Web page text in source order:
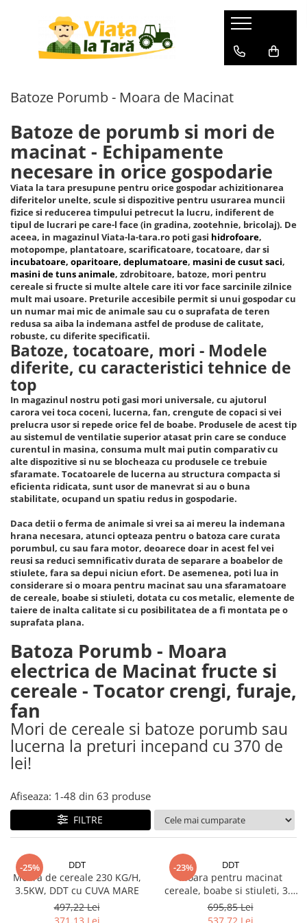
GRADINA
Burghiu (FREZA) pentru pamant
Cauciucuri si roti
Cantare de cantarit
Drujbe
Foarfeci
Folie / plasa pentru umbrire
Furtune de irigat
Furtune cauciucate
Accesorii pentru furtune
Hidrofoare
Masini de tuns iarba
Masini batut stalpi si accesorii
Motocoase: Motocositoare pe
benzina si electrice
Motopompe
Motocultoare
Motoburghie si Accesorii
Burghiu (FREZA) pentru pamant
Motoburgie
Pompe de stropit atomizoare
Pompe de apa murdara
Pompe de suprafata
Pompe submersibile
Piese si consumabile pentru
DRUJBE
Piese si consumabile pentru
Plantatoare + Semanatori
Scarificatoare
Sere si solarii
Tocatoare fan, crengi, tulpini
ZOOTEHNIE
Mori pentru cereale
Incubatoare, oparitoare si
deplumatoare
Masini de cusut saci
Masini de tuns animale
Zdrobitoare-Teascuri-Razatori
BRICOLAJ
Accesorii aparate de sudura
Aparate de spalat cu presiune
Aspiratoare uscat, umed si cenusa
Acumulatori scule electrice
Accesorii pentru slefuire si
lustruire
Bormasina de banc ( FIXA -
STATIONARA )
Bormasini de gaurit cu percutie si
rotopercutoare
Betoniere
Compresoare
Cricuri hidraulice
Carucioare pentru transportat-
Lize
Chei pentru conducte
Ciocane rotopercutoare si
demolatoare
Capsatoare pneumatice
Despicatoare de busteni si
topoare
Disc cu vidia pentru lemn
Echipamente de protectie
Echipamente cu Acumulatori 18V
Detoolz
Electrozi
Fierastraie electrice
Freze de zapada
Freze si carote
Generatoare
Lampi solare
Masini de slefuit
Malaxoare
Masini de tencuit
Masini de taiat placi ceramice /
gresie / faianta / parchet
Masini de canelat
Menghine
Motoare termice
Electronice & Electrocasnice
Aragazuri si plite
Aragaz mixt ( gaz si electric )
Aragaz total electric
Plita incorporabila
Aparate cuburi de gheata
Aparate de vidat
Aparate frigorifice
Combine frigorifice
Congelatoare
Frigidere
Lazi frigorifice
Racitoare de vin
Side-By-Side
Vitrine frigorifice
Aspiratoare uscat, umed si cenusa
Butelie camping
Blendere mixere
Butelie camping
Cuptoare
Cuptoare incorporabile
Cuptoare cu microunde
Cuptoare electrice
Friteuze
Climatizare si sisteme de incalzire
Aeroterme
Aer conditionat
Calorifere electrice
Convectoare
Purificatoare aer
Radiatoare
Sobe pe gaz
Tunuri de caldura
Ventilatoare
Ventilatoare Industriale
Chiuvete bucatarie
Dozatoare de apa
Espressoare, cafetiere si rasnite
Fiare de calcat / Mese pentru
calcat
Forme de prajituri
Hote
Hote Decorative
Produse HORECA
Aparate de vidat si
Cofetarie, patiserie si cafenea
Inghetata
Cuptoare profesionale
Deshidratoare de alimente
Echipamente bucatarie calda
Cuptoare cu microunde
Friteuze
Echipamente frigorifice
Vitrine frigorifice
Echipamente procesare
Procesare Blendere stick &
procesatoare alimente
Echipamente si accesorii bar
Grill-uri si lampi de incalzire
Masini de spalat vase si igiena
Chiuvete, robinete si filtre
Mobilier de inox
Oale & tigai
Pizza, paste si kebab
Portelan, tacamuri si articole
pentru masa
Tavi gastronorm/Accesorii
Batoze Porumb - Moara de Macinat
Batoze de porumb si mori de
macinat - Echipamente
necesare in orice gospodarie
Viata la tara presupune pentru orice gospodar achizitionarea
diferitelor unelte, scule si dispozitive pentru usurarea muncii
fizice si reducerea timpului petrecut la lucru, indiferent de
tipul de lucrari pe care-l face (in gradina, zootehnie, bricolaj). De
aceea, in magazinul Viata-la-tara.ro poti gasi hidrofoare,
motopompe, plantatoare, scarificatoare, tocatoare, dar si
incubatoare, oparitoare, deplumatoare, masini de cusut saci,
masini de tuns animale, zdrobitoare, batoze, mori pentru
cereale si fructe si multe altele care iti vor face sarcinile zilnice
mult mai usoare. Preturile accesibile permit si unui gospodar cu
un numar mai mic de animale sau cu o suprafata de teren
redusa sa aiba la indemana astfel de produse de calitate,
robuste, cu diferite specificatii.
Batoze, tocatoare, mori - Modele
diferite, cu caracteristici tehnice de
top
In magazinul nostru poti gasi mori universale, cu ajutorul
carora vei toca coceni, lucerna, fan, crengute de copaci si vei
prelucra usor si repede orice fel de boabe. Produsele de acest tip
au sistemul de ventilatie superior atasat prin care se conduce
curentul in masina, consuma mult mai putin comparativ cu
alte dispozitive si nu se blocheaza cu produsele ce trebuie
sfaramate. Tocatoarele de lucerna au structura compacta si
eficienta ridicata, sunt usor de manevrat si au o buna
stabilitate, ocupand un spatiu redus in gospodarie.
Daca detii o ferma de animale si vrei sa ai mereu la indemana
hrana necesara, atunci opteaza pentru o batoza care curata
porumbul, cu sau fara motor, deoarece doar in acest fel vei
reusi sa reduci semnificativ durata de separare a boabelor de
stiulete, fara sa depui niciun efort. De asemenea, poti lua in
considerare si o moara pentru macinat sau una sfaramatoare
de cereale, boabe si stiuleti, dotata cu cos metalic, elemente de
taiere de inalta calitate si cu posibilitatea de a fi montata pe o
suprafata plana.
Batoza Porumb - Moara
electrica de Macinat fructe si
cereale - Tocator crengi, furaje,
fan
Mori de cereale si batoze porumb sau
lucerna la preturi incepand cu 370 de
lei!
Afiseaza: 1-48 din 63 produse
FILTRE
-25% DDT
Moara de cereale 230 KG/H,
3.5KW, DDT cu CUVA MARE
497,22 Lei
-23% DDT
Moara pentru macinat
cereale, boabe si stiuleti, 3.5
kw, 230 kg/h cu SUPORT
695,85 Lei